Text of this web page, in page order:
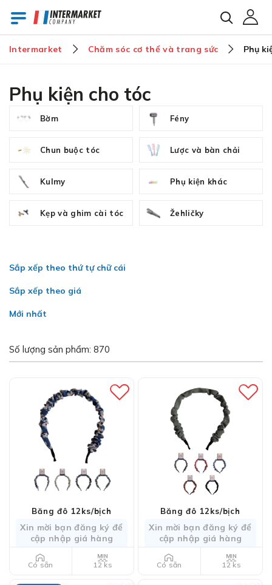
Mật khẩu
Bạn đã quên mật khẩu?
Intermarket Chăm sóc cơ thể và trang sức Phụ
Phụ kiện cho tóc
Bờm Fény
Chun buộc tóc Lược và bàn chải
Kulmy Phụ kiện khác
Kẹp và ghim cài tóc Žehličky
Sắp xếp theo thứ tự chữ cái
Sắp xếp theo giá
Mới nhất
Số lượng sản phẩm: 870
Băng đô 12ks/bịch
Xin mời bạn đăng ký để
cập nhập giá hàng
Có sẵn 12 ks
Băng đô 12ks/bịch
Xin mời bạn đăng ký để
cập nhập giá hàng
Có sẵn 12 ks